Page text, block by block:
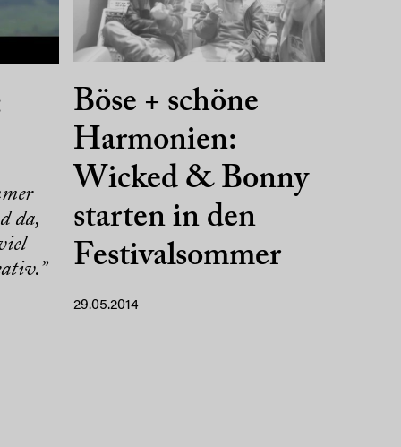
da,
Böse + schöne
Harmonien:
Wicked & Bonny
starten in den
Festivalsommer
29.05.2014